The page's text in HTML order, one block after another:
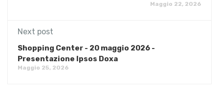
Maggio 22, 2026
Next post
Shopping Center - 20 maggio 2026 -
Presentazione Ipsos Doxa
Maggio 25, 2026